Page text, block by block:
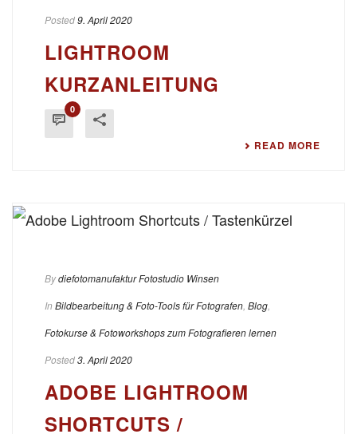
Posted9. April 2020
LIGHTROOM
KURZANLEITUNG
0
READ MORE
Bydiefotomanufaktur Fotostudio Winsen
In Bildbearbeitung & Foto-Tools für Fotografen Blog
Fotokurse & Fotoworkshops zum Fotografieren lernen
Posted3. April 2020
ADOBE LIGHTROOM
SHORTCUTS /